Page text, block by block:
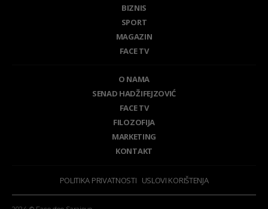
BIZNIS
SPORT
MAGAZIN
FACE TV
O NAMA
SENAD HADŽIFEJZOVIĆ
FACE TV
FILOZOFIJA
MARKETING
KONTAKT
POLITIKA PRIVATNOSTI USLOVI KORIŠTENJA